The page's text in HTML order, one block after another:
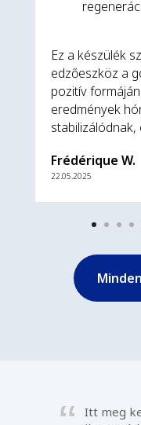
Ez a készülék
edzőeszköz a
pozitív
eredmények
Frédérique W.
22.05.2025
Itt meg